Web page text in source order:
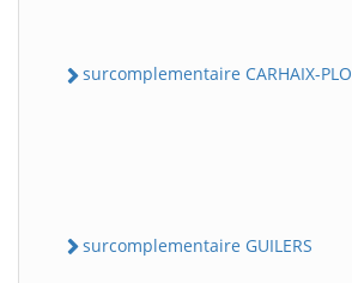
surcomplementaire CARHAIX-
surcomplementaire GUILERS